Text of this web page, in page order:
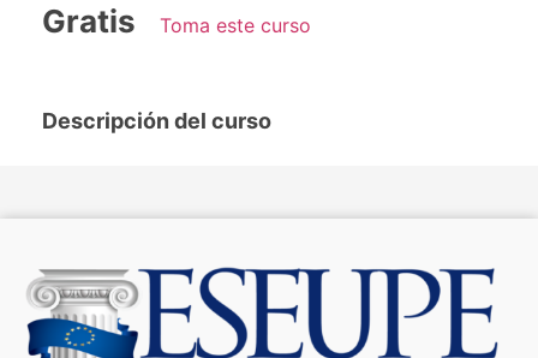
Gratis Toma este curso
Descripción del curso